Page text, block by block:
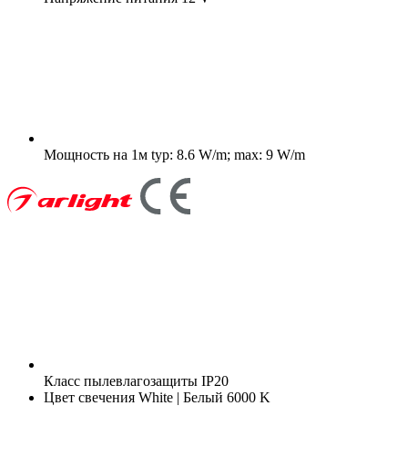
Мощность на 1м typ: 8.6 W/m; max: 9 W/m
Класс пылевлагозащиты IP20
Цвет свечения White | Белый 6000 K